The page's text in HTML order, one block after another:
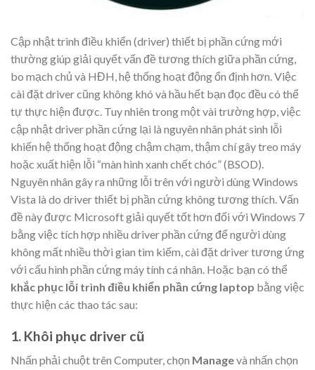
Cập nhật trình điều khiển (driver) thiết bị phần cứng mới
thường giúp giải quyết vấn đề tương thích giữa phần cứng,
bo mạch chủ và HĐH, hệ thống hoạt động ổn định hơn. Việc
cài đặt driver cũng không khó và hầu hết bạn đọc đều có thể
tự thực hiện được. Tuy nhiên trong một vài trường hợp, việc
cập nhật driver phần cứng lại là nguyên nhân phát sinh lỗi
khiến hệ thống hoạt động chậm chạm, thậm chí gây treo máy
hoặc xuất hiện lỗi “màn hình xanh chết chóc” (BSOD).
Nguyên nhân gây ra những lỗi trên với người dùng Windows
Vista là do driver thiết bị phần cứng không tương thích. Vấn
đề này được Microsoft giải quyết tốt hơn đối với Windows 7
bằng việc tích hợp nhiều driver phần cứng để người dùng
không mất nhiều thời gian tìm kiếm, cài đặt driver tương ứng
với cấu hình phần cứng máy tính cá nhân. Hoặc bạn có thể
khắc phục lỗi trình điều khiển phần cứng laptop bằng việc
thực hiện các thao tác sau:
1. Khôi phục driver cũ
Nhấn phải chuột trên Computer, chọn Managevà nhấn chọn